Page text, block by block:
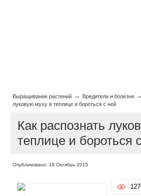
Выращивание растений → Вредители и болезни →
луковую муху в теплице и бороться с ней
Как распознать
теплице и бороться
Опубликовано: 18 Октябрь 2015